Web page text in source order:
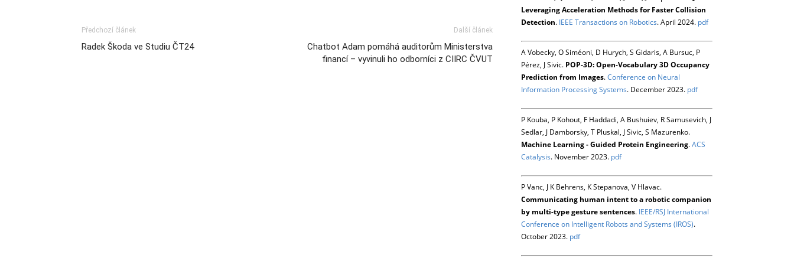
Předchozí článek
Radek Škoda ve Studiu ČT24
Další článek
Chatbot Adam pomáhá auditorům Ministerstva
financí – vyvinuli ho odborníci z CIIRC ČVUT
Leveraging Acceleration Methods for Faster Collision
Detection. IEEE Transactions on Robotics. April 2024. pdf
A Vobecky, O Siméoni, D Hurych, S Gidaris, A Bursuc, P
Pérez, J Sivic. POP-3D: Open-Vocabulary 3D Occupancy
Prediction from Images.Conference on Neural
Information Processing Systems. December 2023. pdf
P Kouba, P Kohout, F Haddadi, A Bushuiev, R Samusevich, J
Sedlar, J Damborsky, T Pluskal, J Sivic, S Mazurenko.
Machine Learning - Guided Protein Engineering.ACS
Catalysis. November 2023. pdf
P Vanc, J K Behrens, K Stepanova, V Hlavac.
Communicating human intent to a robotic companion
by multi-type gesture sentences. IEEE/RSJ International
Conference on Intelligent Robots and Systems (IROS).
October 2023. pdf